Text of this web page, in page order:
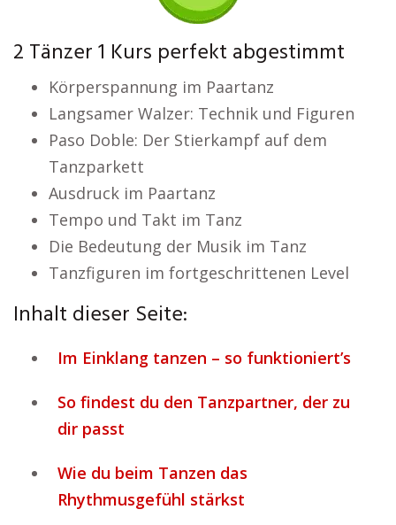
2 Tänzer 1 Kurs perfekt abgestimmt
Körperspannung im Paartanz
Langsamer Walzer: Technik und Figuren
Paso Doble: Der Stierkampf auf dem
Tanzparkett
Ausdruck im Paartanz
Tempo und Takt im Tanz
Die Bedeutung der Musik im Tanz
Tanzfiguren im fortgeschrittenen Level
Inhalt dieser Seite:
Im Einklang tanzen – so funktioniert’s
So findest du den Tanzpartner, der zu
dir passt
Wie du beim Tanzen das
Rhythmusgefühl stärkst